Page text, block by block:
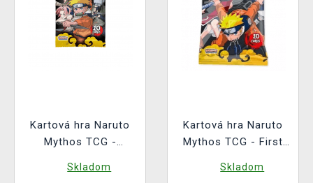
Kartová hra Naruto
Mythos TCG -
Skladom
Kartová hra Naruto
Mythos TCG - First
Edition) (10 kariet)
Skladom